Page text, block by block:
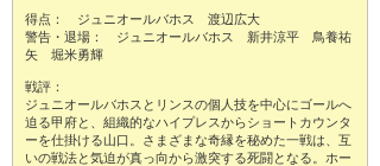
得点： ジュニオールバホス 渡辺広大
警告・退場： ジュニオールバホス 新井涼平 鳥養祐
矢 堀米勇輝
戦評：
ジュニオールバホスとリンスの個人技を中心にゴールへ
迫る甲府と、組織的なハイプレスからショートカウンタ
ーを仕掛ける山口。さまざまな奇縁を秘めた一戦は、互
いの戦法と気迫が真っ向から激突する死闘となる。ホー